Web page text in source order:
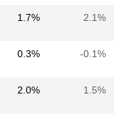
1.7% 2.1%
0.3% -0.1%
2.0% 1.5%